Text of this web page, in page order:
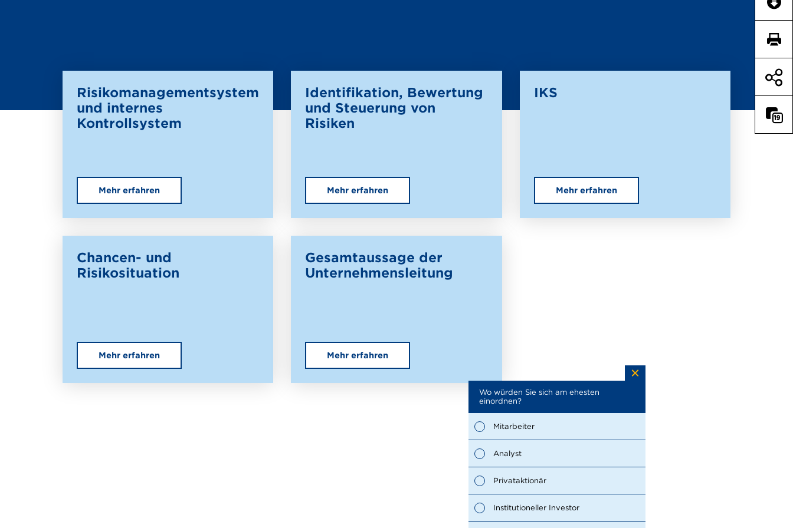
Risikomanagementsystem
und internes
Kontrollsystem
Mehr erfahren
Identifikation, Bewertung
und Steuerung von
Risiken
Mehr erfahren
IKS
Mehr erfahren
Chancen- und
Risikosituation
Mehr erfahren
Gesamtaussage der
Unternehmensleitung
Mehr erfahren
Seite
Wo würden Sie sich am ehesten
einordnen?
Mitarbeiter
Analyst
Privataktionär
Institutioneller Investor